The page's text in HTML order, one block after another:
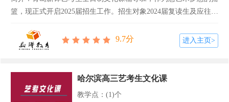
篮，现正式开启2025届招生工作。招生对象2024届复读生及应往届
需求，陪读答疑，个性化小班组，配套学习规划师，让学生学习安
心，全...
9.7分 进入主页>
哈尔滨高三艺考生文化课
教学点：(1)个